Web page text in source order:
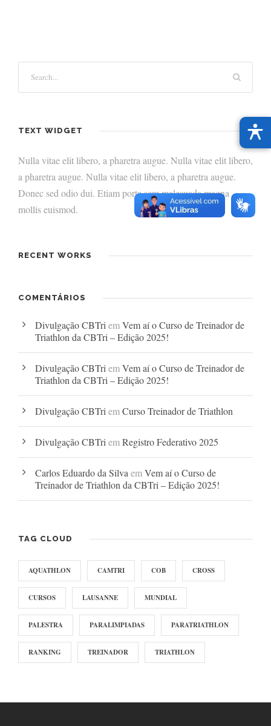
TEXT WIDGET
Nulla vitae elit libero, a pharetra augue. Nulla vitae elit libero,
a pharetra augue. Nulla vitae elit libero, a pharetra augue.
Donec sed odio dui. Etiam porta sem malesuada magna
mollis euismod.
RECENT WORKS
COMENTÁRIOS
Divulgação CBTri emVem aí o Curso de Treinador de
Triathlon da CBTri – Edição 2025!
Divulgação CBTri emVem aí o Curso de Treinador de
Triathlon da CBTri – Edição 2025!
Divulgação CBTri emCurso Treinador de Triathlon
Divulgação CBTri emRegistro Federativo 2025
Carlos Eduardo da Silva emVem aí o Curso de
Treinador de Triathlon da CBTri – Edição 2025!
TAG CLOUD
AQUATHLON CAMTRI COB CROSS
CURSOS LAUSANNE MUNDIAL
PALESTRA PARALIMPIADAS PARATRIATHLON
RANKING TREINADOR TRIATHLON